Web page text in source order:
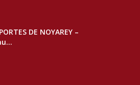
DE NOYAREY –